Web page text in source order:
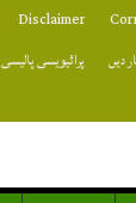
Disclaimer
دیں پرائیویسی پالیسی